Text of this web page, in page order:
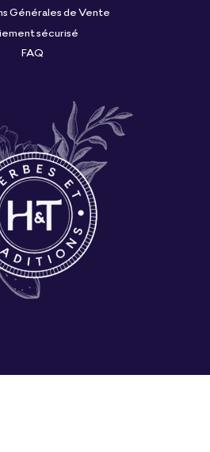
Générales de Vente
sécurisé
FAQ